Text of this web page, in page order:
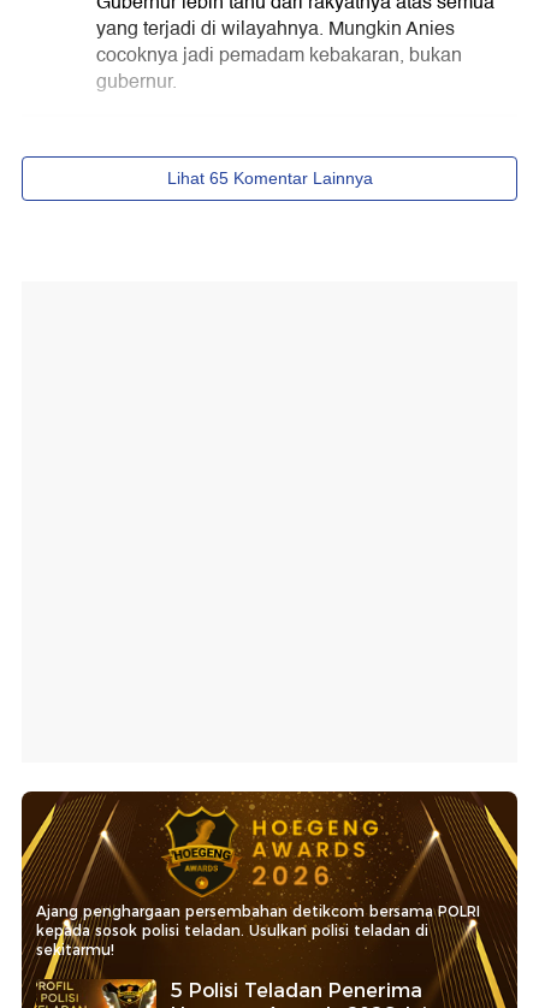
Ajang penghargaan persembahan detikcom bersama POLRI
kepada sosok polisi teladan. Usulkan polisi teladan di
sekitarmu!
5 Polisi Teladan Penerima